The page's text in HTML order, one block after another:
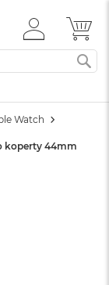
ZALOGUJ
SIĘ
Watch
koperty 44mm